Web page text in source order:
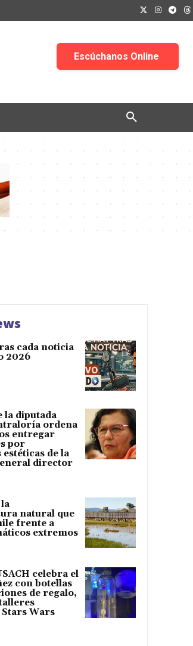
cada noticia
2026
la diputada
ordena
entregar
por
de la
director
natural que
frente a
extremos
celebra el
con botellas
de regalo,
Wars